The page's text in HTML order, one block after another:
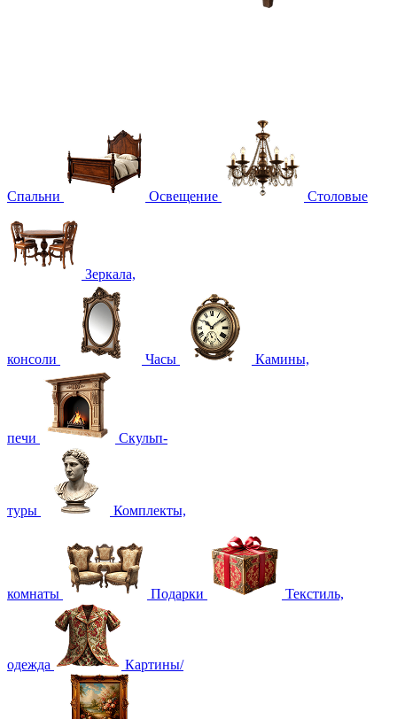
Спальни Освещение Столовые
Зеркала,
консоли Часы Камины,
печи Скульп-
туры Комплекты,
комнаты Подарки Текстиль,
одежда Картины/